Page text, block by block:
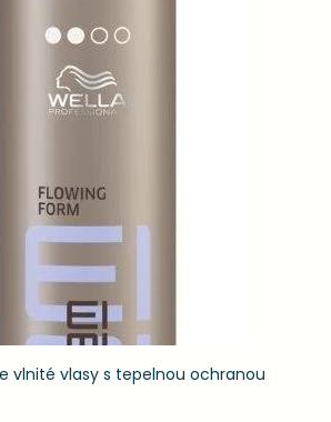
vlnité vlasy s tepelnou ochranou